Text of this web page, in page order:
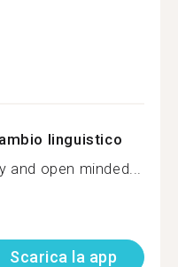
linguistico
and open minded...
Scarica la app